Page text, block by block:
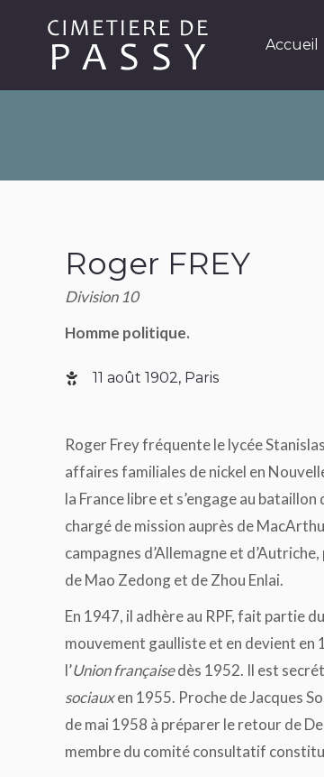
Accueil
Roger FREY
Division 10
Homme politique.
11 août 1902, Paris
Roger Frey fréquente le lycée
affaires familiales de nickel en
la France libre et s’engage au
chargé de mission auprès de
campagnes d’Allemagne et
de Mao Zedong et de Zhou Enlai.
En 1947, il adhère au RPF, fait partie
mouvement gaulliste et en devient en
l’Union françaisedès 1952. Il est
sociauxen 1955. Proche de Jacques
de mai 1958 à préparer le retour de
membre du comité consultatif